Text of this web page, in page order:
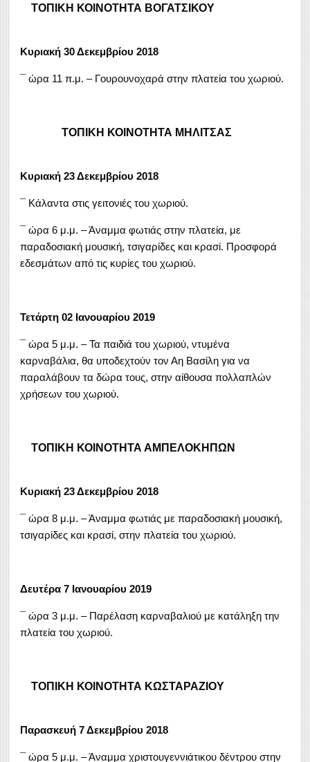
ΤΟΠΙΚΗ ΚΟΙΝΟΤΗΤΑ ΒΟΓΑΤΣΙΚΟΥ
Κυριακή 30 Δεκεμβρίου 2018
¯ ώρα 11 π.μ. – Γουρουνοχαρά στην πλατεία του χωριού.
ΤΟΠΙΚΗ ΚΟΙΝΟΤΗΤΑ ΜΗΛΙΤΣΑΣ
Κυριακή 23 Δεκεμβρίου 2018
¯ Κάλαντα στις γειτονιές του χωριού.
¯ ώρα 6 μ.μ. – Άναμμα φωτιάς στην πλατεία, με
παραδοσιακή μουσική, τσιγαρίδες και κρασί. Προσφορά
εδεσμάτων από τις κυρίες του χωριού.
Τετάρτη 02 Ιανουαρίου 2019
¯ ώρα 5 μ.μ. – Τα παιδιά του χωριού, ντυμένα
καρναβάλια, θα υποδεχτούν τον Αη Βασίλη για να
παραλάβουν τα δώρα τους, στην αίθουσα πολλαπλών
χρήσεων του χωριού.
ΤΟΠΙΚΗ ΚΟΙΝΟΤΗΤΑ ΑΜΠΕΛΟΚΗΠΩΝ
Κυριακή 23 Δεκεμβρίου 2018
¯ ώρα 8 μ.μ. – Άναμμα φωτιάς με παραδοσιακή μουσική,
τσιγαρίδες και κρασί, στην πλατεία του χωριού.
Δευτέρα 7 Ιανουαρίου 2019
¯ ώρα 3 μ.μ. – Παρέλαση καρναβαλιού με κατάληξη την
πλατεία του χωριού.
ΤΟΠΙΚΗ ΚΟΙΝΟΤΗΤΑ ΚΩΣΤΑΡΑΖΙΟΥ
Παρασκευή 7 Δεκεμβρίου 2018
¯ ώρα 5 μ.μ. – Άναμμα χριστουγεννιάτικου δέντρου στην